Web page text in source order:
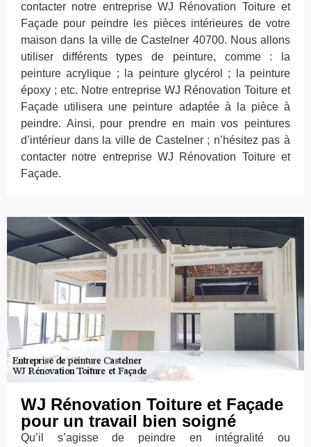
contacter notre entreprise WJ Rénovation Toiture et
Façade pour peindre les pièces intérieures de votre
maison dans la ville de Castelner 40700. Nous allons
utiliser différents types de peinture, comme : la
peinture acrylique ; la peinture glycérol ; la peinture
époxy ; etc. Notre entreprise WJ Rénovation Toiture et
Façade utilisera une peinture adaptée à la pièce à
peindre. Ainsi, pour prendre en main vos peintures
d’intérieur dans la ville de Castelner ; n’hésitez pas à
contacter notre entreprise WJ Rénovation Toiture et
Façade.
WJ Rénovation Toiture et Façade
pour un travail bien soigné
Qu’il s’agisse de peindre en intégralité ou